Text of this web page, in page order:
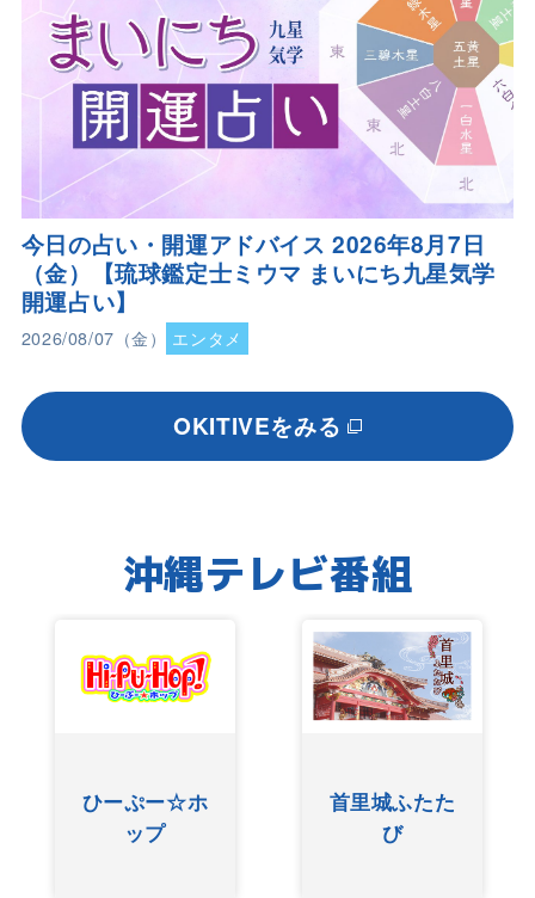
今日の占い・開運アドバイス 2026年8月7日
（金）【琉球鑑定士ミウマ まいにち九星気学
開運占い】
2026/08/07（金） エンタメ
OKITIVEをみる
沖縄テレビ番組
ひーぷー☆ホ
ップ
首里城ふたた
び